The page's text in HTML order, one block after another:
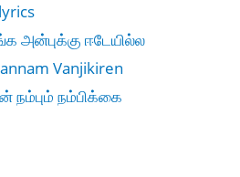
அன்புக்கு ஈடேயில்ல
Vanjikiren
நம்பும் நம்பிக்கை